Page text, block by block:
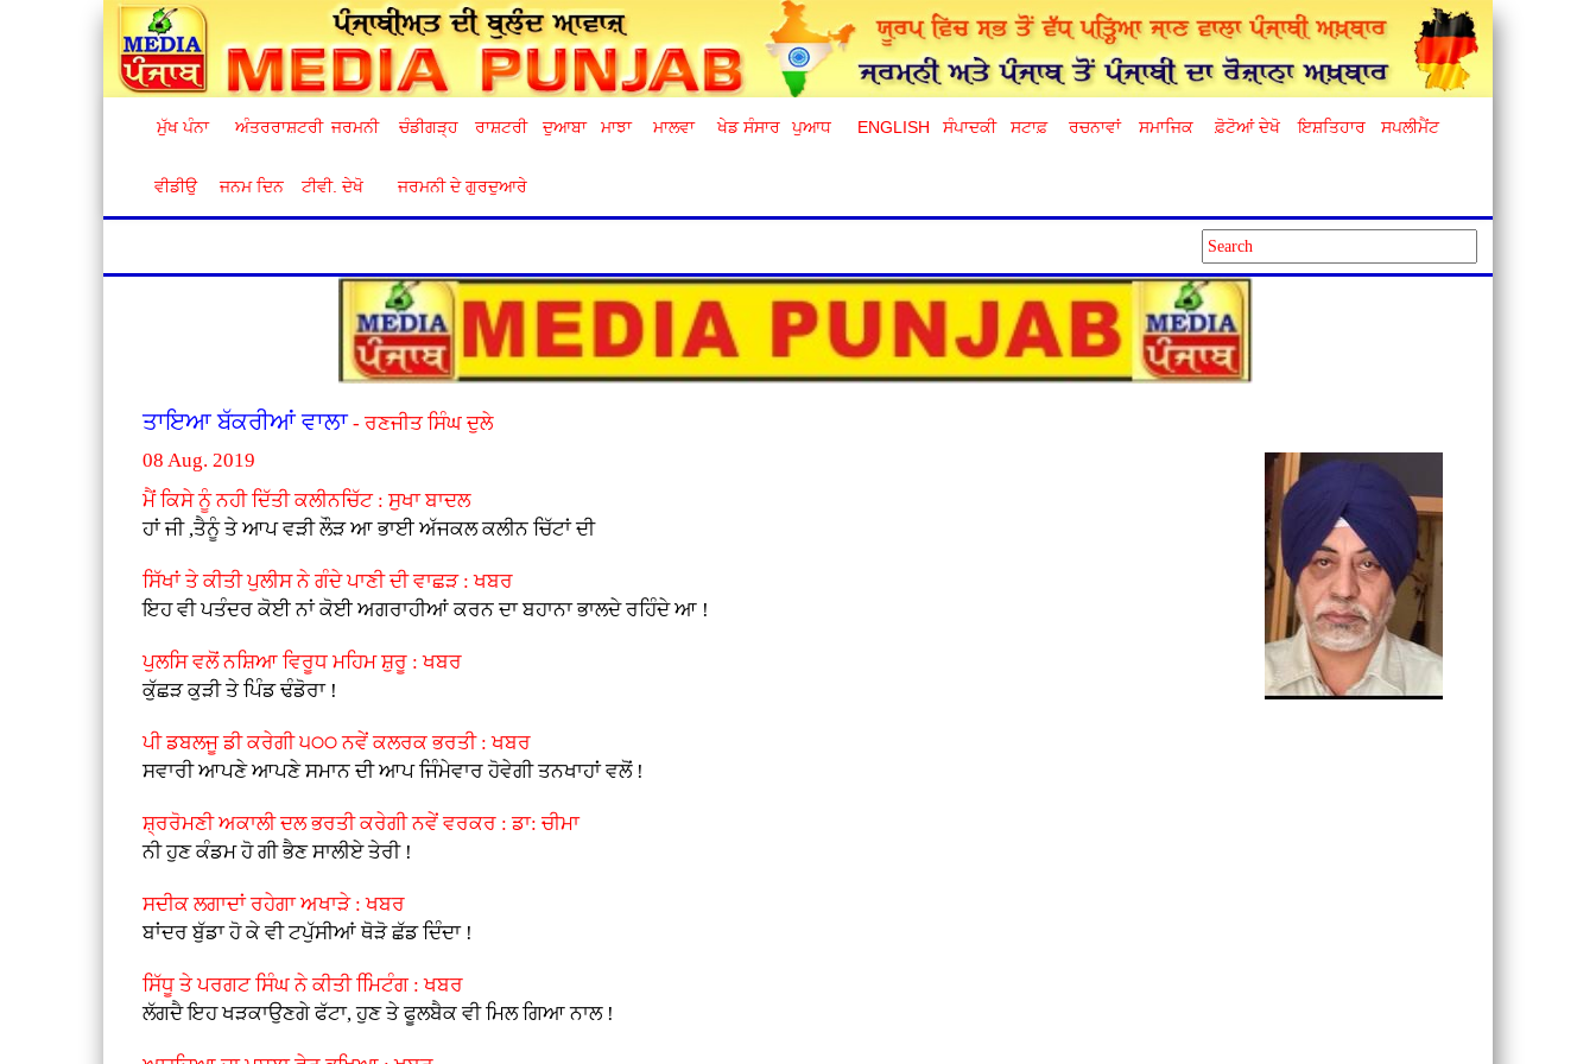
ਮੁੱਖ ਪੰਨਾ ਅੰਤਰਰਾਸ਼ਟਰੀ ਜਰਮਨੀ ਚੰਡੀਗੜ੍ਹ ਰਾਸ਼ਟਰੀ ਦੁਆਬਾ ਮਾਝਾ ਮਾਲਵਾ ਖੇਡ ਸੰਸਾਰ ਪੁਆਧ ENGLISH ਸੰਪਾਦਕੀ ਸਟਾਫ਼ ਰਚਨਾਵਾਂ ਸਮਾਜਿਕ ਫ਼ੋਟੋਆਂ ਦੇਖੋ ਇਸ਼ਤਿਹਾਰ ਸਪਲੀਮੈਂਟ
ਵੀਡੀਉ ਜਨਮ ਦਿਨ ਟੀਵੀ. ਦੇਖੋ ਜਰਮਨੀ ਦੇ ਗੁਰਦੁਆਰੇ
ਤਾਇਆ ਬੱਕਰੀਆਂ ਵਾਲਾ- ਰਣਜੀਤ ਸਿੰਘ ਦੁਲੇ
08 Aug. 2019
ਮੈਂ ਕਿਸੇ ਨੂੰ ਨਹੀ ਦਿੱਤੀ ਕਲੀਨਚਿੱਟ : ਸੁਖਾ ਬਾਦਲ
ਹਾਂ ਜੀ ,ਤੈਨੂੰ ਤੇ ਆਪ ਵੜੀ ਲੌੜ ਆ ਭਾਈ ਅੱਜਕਲ ਕਲੀਨ ਚਿੱਟਾਂ ਦੀ
ਸਿੱਖਾਂ ਤੇ ਕੀਤੀ ਪੁਲੀਸ ਨੇ ਗੰਦੇ ਪਾਣੀ ਦੀ ਵਾਛੜ : ਖਬਰ
ਇਹ ਵੀ ਪਤੰਦਰ ਕੋਈ ਨਾਂ ਕੋਈ ਅਗਰਾਹੀਆਂ ਕਰਨ ਦਾ ਬਹਾਨਾ ਭਾਲਦੇ ਰਹਿੰਦੇ ਆ !
ਪੁਲਸਿ ਵਲੋਂ ਨਸ਼ਿਆ ਵਿਰੂਧ ਮਹਿਮ ਸ਼ੁਰੂ : ਖਬਰ
ਕੁੱਛੜ ਕੁੜੀ ਤੇ ਪਿੰਡ ਢੰਡੋਰਾ !
ਪੀ ਡਬਲਜੂ ਡੀ ਕਰੇਗੀ ੫੦੦ ਨਵੇਂ ਕਲਰਕ ਭਰਤੀ : ਖਬਰ
ਸਵਾਰੀ ਆਪਣੇ ਆਪਣੇ ਸਮਾਨ ਦੀ ਆਪ ਜਿੰਮੇਵਾਰ ਹੋਵੇਗੀ ਤਨਖਾਹਾਂ ਵਲੋਂ !
ਸ਼੍ਰਰੋਮਣੀ ਅਕਾਲੀ ਦਲ ਭਰਤੀ ਕਰੇਗੀ ਨਵੇਂ ਵਰਕਰ : ਡਾ: ਚੀਮਾ
ਨੀ ਹੁਣ ਕੰਡਮ ਹੋ ਗੀ ਭੈਣ ਸਾਲੀਏ ਤੇਰੀ !
ਸਦੀਕ ਲਗਾਦਾਂ ਰਹੇਗਾ ਅਖਾੜੇ : ਖਬਰ
ਬਾਂਦਰ ਬੁੱਡਾ ਹੋ ਕੇ ਵੀ ਟਪੁੱਸੀਆਂ ਥੋੜੋ ਛੱਡ ਦਿੰਦਾ !
ਸਿੱਧੂ ਤੇ ਪਰਗਟ ਸਿੰਘ ਨੇ ਕੀਤੀ ਮਿਿਟੰਗ : ਖਬਰ
ਲੱਗਦੈ ਇਹ ਖੜਕਾਉਣਗੇ ਫੱਟਾ, ਹੁਣ ਤੇ ਫੂਲਬੈਕ ਵੀ ਮਿਲ ਗਿਆ ਨਾਲ !